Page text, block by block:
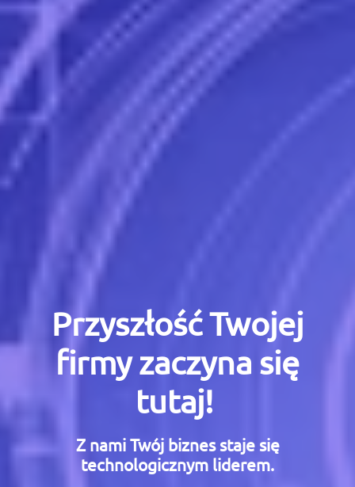
Przyszłość Twojej
firmy zaczyna się
tutaj!
Z nami Twój biznes staje się
technologicznym liderem.